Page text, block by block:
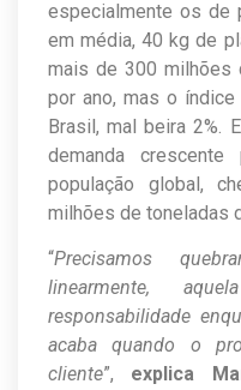
especialmente os de
em média, 40 kg de
mais de 300 milhões
por ano, mas o
Brasil, mal beira 2%.
demanda
população global,
milhões de toneladas
“Precisamos
linearmente,
responsabilidade
acaba quando o
cliente”, explica